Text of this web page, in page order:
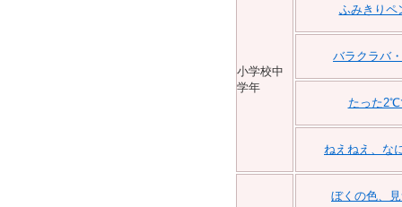
小学校中
学年
ふみきりペ
バラクラバ
たった
ねえねえ、な
ぼくの色、